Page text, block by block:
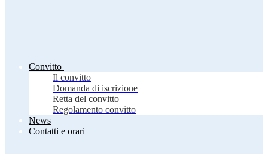
Convitto
Il convitto
Domanda di iscrizione
Retta del convitto
Regolamento convitto
News
Contatti e orari